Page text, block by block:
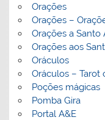
Orações
Orações –
Orações a Santo
Orações aos
Oráculos
Oráculos – Tarot
Poções mágicas
Pomba Gira
Portal A&E